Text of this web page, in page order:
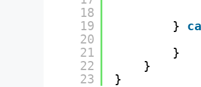
18
19
20
21
22
23
}
}
}
}